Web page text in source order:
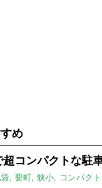
め
超コンパクトな駐
要町 狭小 コンパクト